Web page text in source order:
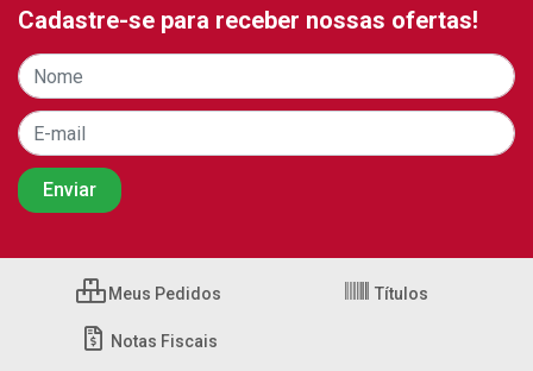
Cadastre-se para receber nossas ofertas!
Meus Pedidos Títulos
Notas Fiscais